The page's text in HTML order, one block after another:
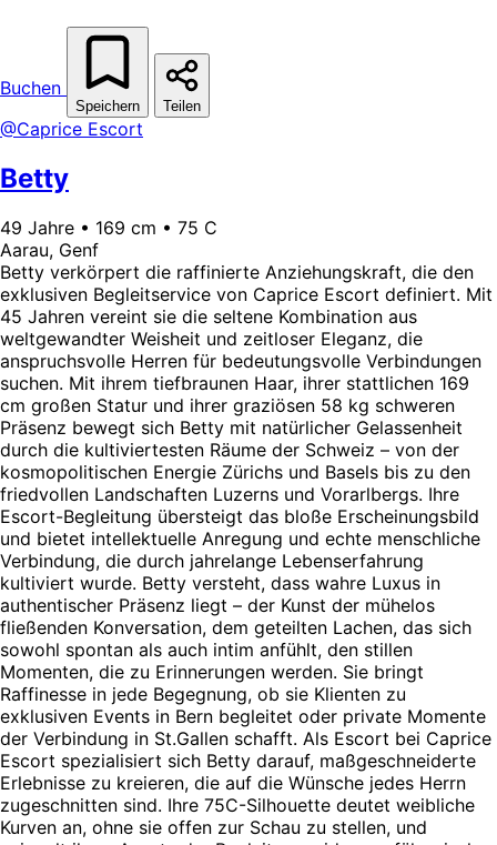
Buchen
Speichern Teilen
@Caprice Escort
Betty
49 Jahre • 169 cm • 75 C
Aarau, Genf
Betty verkörpert die raffinierte Anziehungskraft, die den
exklusiven Begleitservice von Caprice Escort definiert. Mit
45 Jahren vereint sie die seltene Kombination aus
weltgewandter Weisheit und zeitloser Eleganz, die
anspruchsvolle Herren für bedeutungsvolle Verbindungen
suchen. Mit ihrem tiefbraunen Haar, ihrer stattlichen 169
cm großen Statur und ihrer graziösen 58 kg schweren
Präsenz bewegt sich Betty mit natürlicher Gelassenheit
durch die kultiviertesten Räume der Schweiz – von der
kosmopolitischen Energie Zürichs und Basels bis zu den
friedvollen Landschaften Luzerns und Vorarlbergs. Ihre
Escort-Begleitung übersteigt das bloße Erscheinungsbild
und bietet intellektuelle Anregung und echte menschliche
Verbindung, die durch jahrelange Lebenserfahrung
kultiviert wurde. Betty versteht, dass wahre Luxus in
authentischer Präsenz liegt – der Kunst der mühelos
fließenden Konversation, dem geteilten Lachen, das sich
sowohl spontan als auch intim anfühlt, den stillen
Momenten, die zu Erinnerungen werden. Sie bringt
Raffinesse in jede Begegnung, ob sie Klienten zu
exklusiven Events in Bern begleitet oder private Momente
der Verbindung in St.Gallen schafft. Als Escort bei Caprice
Escort spezialisiert sich Betty darauf, maßgeschneiderte
Erlebnisse zu kreieren, die auf die Wünsche jedes Herrn
zugeschnitten sind. Ihre 75C-Silhouette deutet weibliche
Kurven an, ohne sie offen zur Schau zu stellen, und